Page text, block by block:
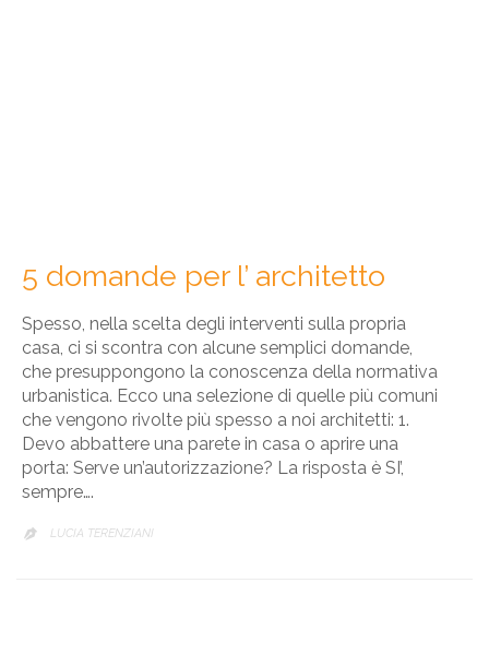
5 domande per l’ architetto
Spesso, nella scelta degli interventi sulla propria
casa, ci si scontra con alcune semplici domande,
che presuppongono la conoscenza della normativa
urbanistica. Ecco una selezione di quelle più comuni
che vengono rivolte più spesso a noi architetti: 1.
Devo abbattere una parete in casa o aprire una
porta: Serve un’autorizzazione? La risposta è SI’,
sempre….
 LUCIA TERENZIANI